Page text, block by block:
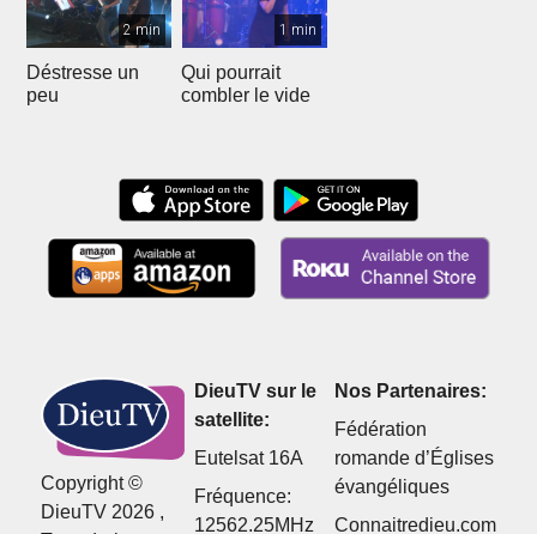
2 min
Déstresse un
peu
1 min
Qui pourrait
combler le vide
Copyright ©
DieuTV 2026 ,
DieuTV sur le
satellite:
Eutelsat 16A
Fréquence:
12562.25MHz
Nos Partenaires:
Fédération
romande d’Églises
évangéliques
Connaitredieu.com